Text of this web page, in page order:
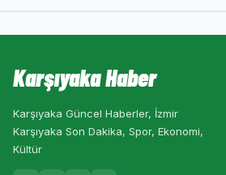
Karşıyaka Haber
Karşıyaka Güncel Haberler, İzmir
Karşıyaka Son Dakika, Spor, Ekonomi,
Kültür